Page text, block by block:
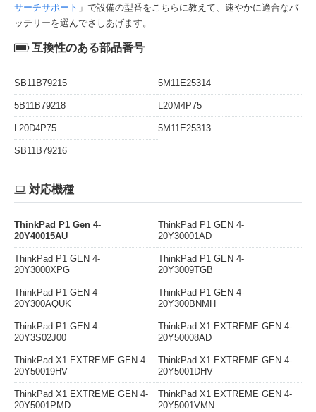
サーチサポート 」で設備の型番をこちらに教えて、速やかに適合なバ
ッテリーを選んでさしあげます。
互換性のある部品番号
SB11B79215 5M11E25314
5B11B79218 L20M4P75
L20D4P75 5M11E25313
SB11B79216
対応機種
ThinkPad P1 Gen 4-
20Y40015AU
ThinkPad P1 GEN 4-
20Y30001AD
ThinkPad P1 GEN 4-
20Y3000XPG
ThinkPad P1 GEN 4-
20Y3009TGB
ThinkPad P1 GEN 4-
20Y300AQUK
ThinkPad P1 GEN 4-
20Y300BNMH
ThinkPad P1 GEN 4-
20Y3S02J00
ThinkPad X1 EXTREME GEN 4-
20Y50008AD
ThinkPad X1 EXTREME GEN 4-
20Y50019HV
ThinkPad X1 EXTREME GEN 4-
20Y5001DHV
ThinkPad X1 EXTREME GEN 4-
20Y5001PMD
ThinkPad X1 EXTREME GEN 4-
20Y5001VMN